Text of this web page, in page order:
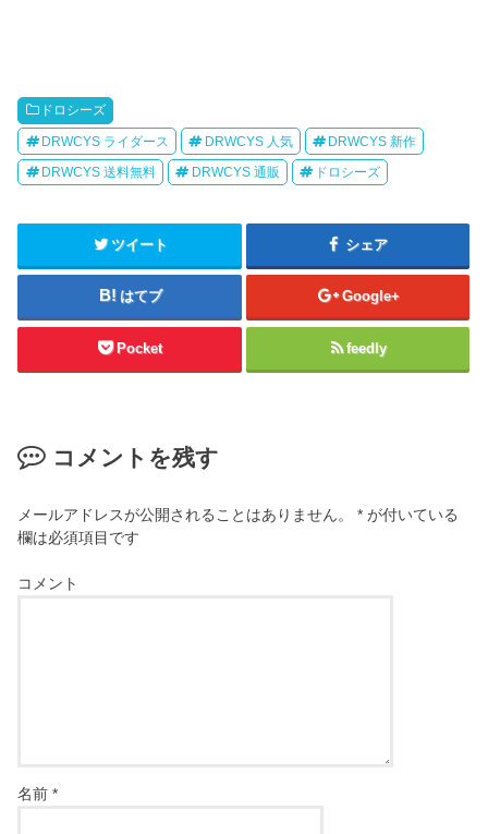
ドロシーズ
DRWCYS ライダース DRWCYS 人気 DRWCYS 新作
DRWCYS 送料無料 DRWCYS 通販 ドロシーズ
ツイート シェア
はてブ Google+
Pocket feedly
コメントを残す
メールアドレスが公開されることはありません。 * が付いている
欄は必須項目です
コメント
名前*